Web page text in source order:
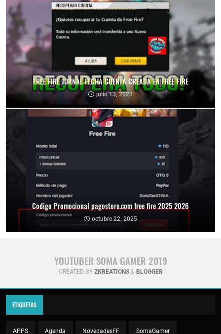
FREE FIRE JORNAL FECHA CUENTA CREADA EN FREE FIRE
julio 13, 2023
Codigo Promocional pagostore.com free fire 2025 2026
octubre 22, 2025
YOUTUBER SOMA GAMER 2019
CREATED BY ZKREATIONS& BLOGGER
ETIQUETAS
APPS Agenda NovedadesFF SomaGamer